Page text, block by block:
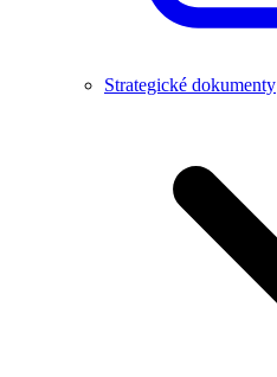
Strategické dokumenty